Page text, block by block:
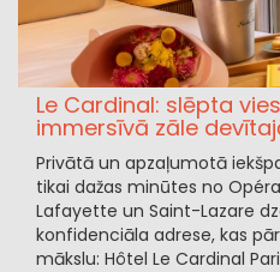
Le Cardinal: slēpta
immersīvā zāle
Privātā un apzaļumotā
tikai dažas minūtes no
Lafayette un Saint-Lazare
konfidenciāla adrese, kas
mākslu: Hôtel Le Cardinal